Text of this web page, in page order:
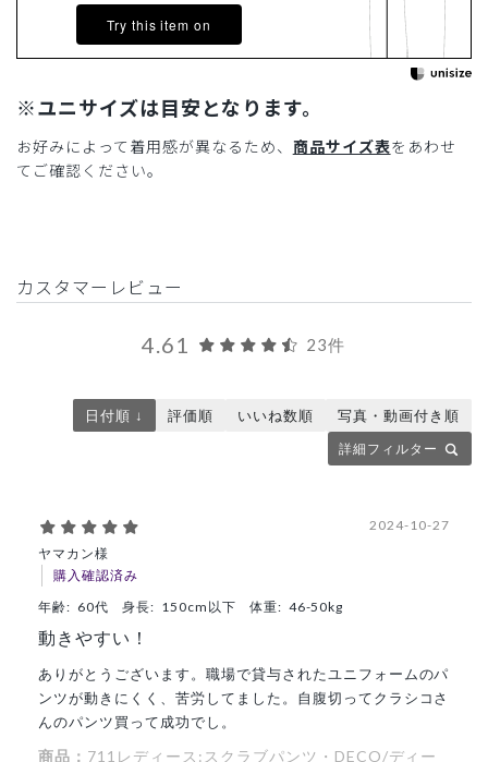
Try this item on
※ユニサイズは目安となります。
お好みによって着用感が異なるため、 商品サイズ表をあわせ
てご確認ください。
カスタマーレビュー
4.61 23件
詳細フィルター
日付順 ↓ 評価順 いいね数順 写真・動画付き順
ヤマカン様
購入確認済み
2024-10-27
年齢: 60代 身長: 150cm以下 体重: 46-50kg
動きやすい！
ありがとうございます。職場で貸与されたユニフォームのパ
ンツが動きにくく、苦労してました。自腹切ってクラシコさ
んのパンツ買って成功でし。
商品： 711レディース:スクラブパンツ・DECO/ディー